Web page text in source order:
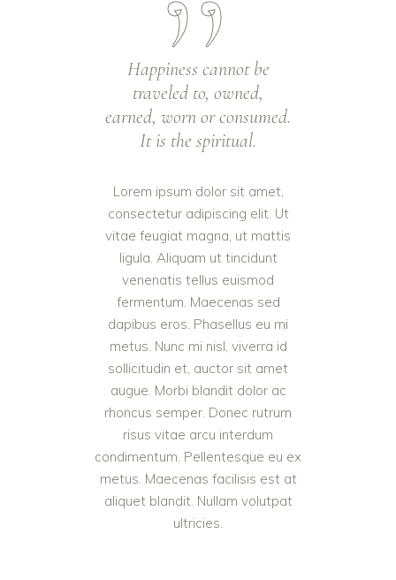
Happiness cannot be
traveled to, owned,
earned, worn or consumed.
It is the spiritual.
Lorem ipsum dolor sit amet,
consectetur adipiscing elit. Ut
vitae feugiat magna, ut mattis
ligula. Aliquam ut tincidunt
venenatis tellus euismod
fermentum. Maecenas sed
dapibus eros. Phasellus eu mi
metus. Nunc mi nisl, viverra id
sollicitudin et, auctor sit amet
augue. Morbi blandit dolor ac
rhoncus semper. Donec rutrum
risus vitae arcu interdum
condimentum. Pellentesque eu ex
metus. Maecenas facilisis est at
aliquet blandit. Nullam volutpat
ultricies.